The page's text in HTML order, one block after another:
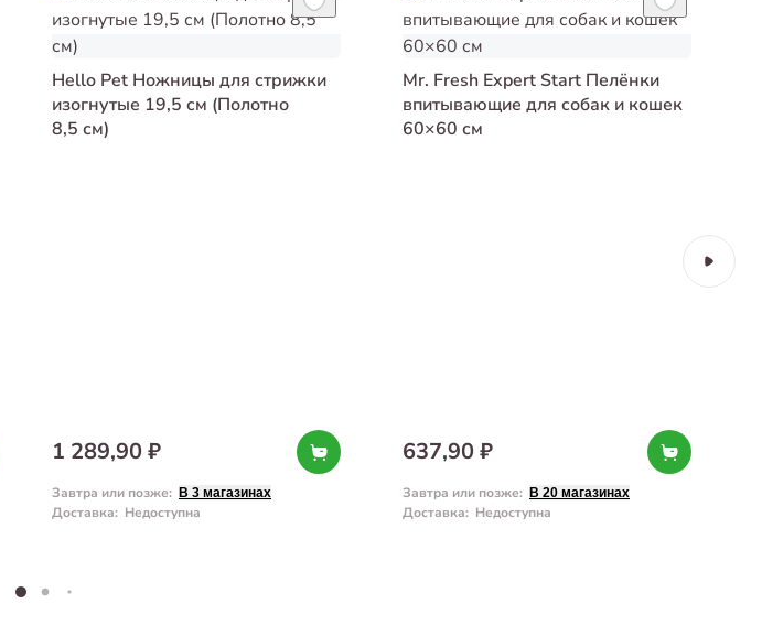
Hello Pet Ножницы для стрижки
изогнутые 19,5 см (Полотно
8,5 см)
1 289,90 ₽
Завтра или позже: В 3 магазинах
Доставка: Недоступна
Mr. Fresh Expert Start Пелёнки
впитывающие для собак и кошек
60×60 см
637,90 ₽
Завтра или позже: В 20 магазинах
Доставка: Недоступна